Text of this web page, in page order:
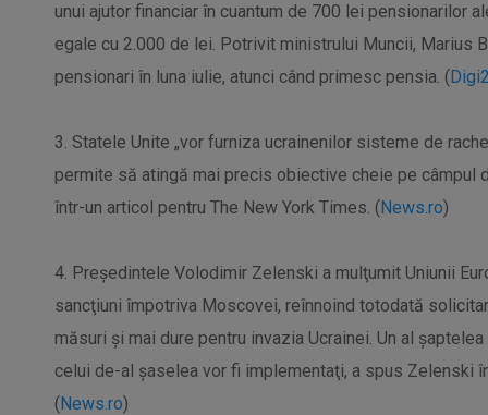
unui ajutor financiar în cuantum de 700 lei pensionarilor
egale cu 2.000 de lei. Potrivit ministrului Muncii, Marius
pensionari în luna iulie, atunci când primesc pensia. (
3. Statele Unite „vor furniza ucrainenilor sisteme de
permite să atingă mai precis obiective cheie pe câmpul
într-un articol pentru The New York Times. (News.ro)
4. Preşedintele Volodimir Zelenski a mulţumit Uniunii
sancţiuni împotriva Moscovei, reînnoind totodată
măsuri şi mai dure pentru invazia Ucrainei. Un al
celui de-al şaselea vor fi implementaţi, a spus Zelenski
(News.ro)